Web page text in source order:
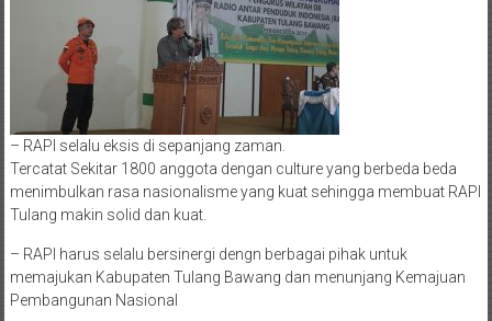
– RAPI selalu eksis di sepanjang zaman.
Tercatat Sekitar 1800 anggota dengan culture yang berbeda beda
menimbulkan rasa nasionalisme yang kuat sehingga membuat RAPI
Tulang makin solid dan kuat.
– RAPI harus selalu bersinergi dengn berbagai pihak untuk
memajukan Kabupaten Tulang Bawang dan menunjang Kemajuan
Pembangunan Nasional